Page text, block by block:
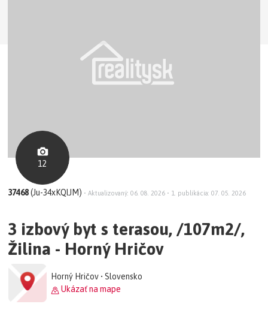
12
37468(Ju-34xKQlJM) • Aktualizovaný: 06. 08. 2026 • 1. publikácia: 07. 05. 2026
3 izbový byt s terasou, /107m2/,
Žilina - Horný Hričov
Horný Hričov • Slovensko
Ukázať na mape